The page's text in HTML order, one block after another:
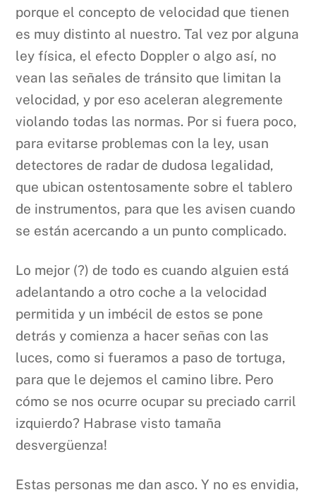
porque el concepto de velocidad que tienen
es muy distinto al nuestro. Tal vez por alguna
ley física, el efecto Doppler o algo así, no
vean las señales de tránsito que limitan la
velocidad, y por eso aceleran alegremente
violando todas las normas. Por si fuera poco,
para evitarse problemas con la ley, usan
detectores de radar de dudosa legalidad,
que ubican ostentosamente sobre el tablero
de instrumentos, para que les avisen cuando
se están acercando a un punto complicado.
Lo mejor (?) de todo es cuando alguien está
adelantando a otro coche a la velocidad
permitida y un imbécil de estos se pone
detrás y comienza a hacer señas con las
luces, como si fueramos a paso de tortuga,
para que le dejemos el camino libre. Pero
cómo se nos ocurre ocupar su preciado carril
izquierdo? Habrase visto tamaña
desvergüenza!
Estas personas me dan asco. Y no es envidia,